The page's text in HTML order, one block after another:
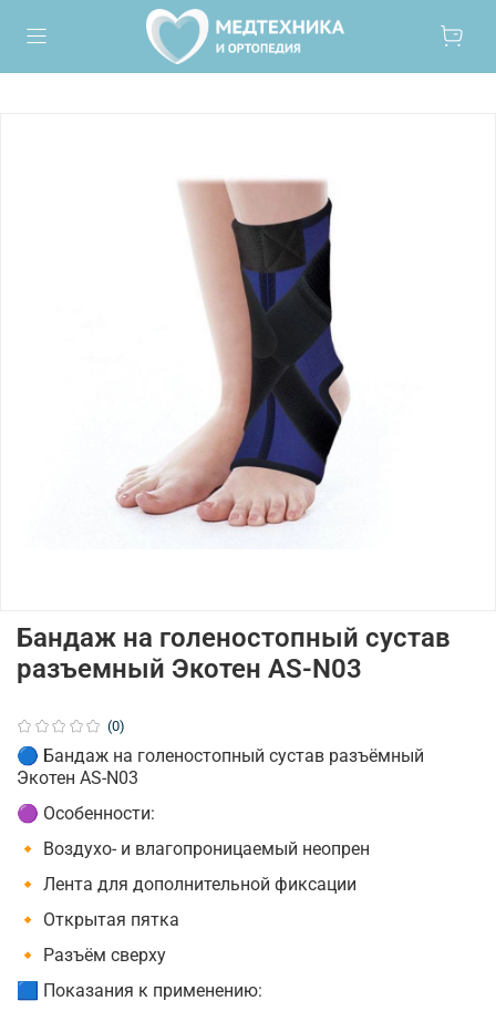
(0)
Бандаж на голеностопный сустав
разъемный Экотен AS-N03
🔵 Бандаж на голеностопный сустав разъёмный
Экотен AS-N03
🟣 Особенности:
🔸 Воздухо- и влагопроницаемый неопрен
🔸 Лента для дополнительной фиксации
🔸 Открытая пятка
🔸 Разъём сверху
🟦 Показания к применению: